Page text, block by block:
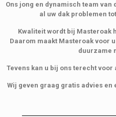
Ons jong en dynamisch team
al uw dak problemen
Kwaliteit wordt bij Masteroak
Daarom maakt Masteroak voor
duurzame
Tevens kan u bij ons terecht
Wij geven graag gratis advies